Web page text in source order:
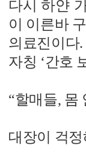
다시 하얀
이 이른바
의료진이
자칭 ‘간호
“할매들, 몸
대장이 걱